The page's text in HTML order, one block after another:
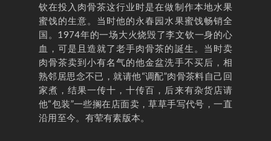
钦在投入肉骨茶这行业时是在做制作本地水果
蜜饯的生意。当时他的永春园水果蜜饯畅销全
国。1974年的一场大火烧毁了李文钦一身的心
血，可是且造就了老手肉骨茶的誕生。当时卖
肉骨茶卖到小有名气的他金盆洗手不买后，相
熟邻居思念不已，就请他“调配”肉骨茶料自己回
家煮，结果一传十，十传百，后来有杂货店请
他“包装”一些搁在店面卖，草草手写代号，一直
沿用至今。有荤有素版本。